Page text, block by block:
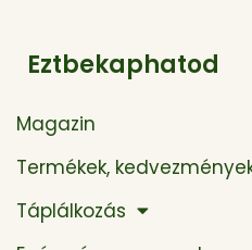
Eztbekaphatod
Magazin
Termékek,
Táplálkozás